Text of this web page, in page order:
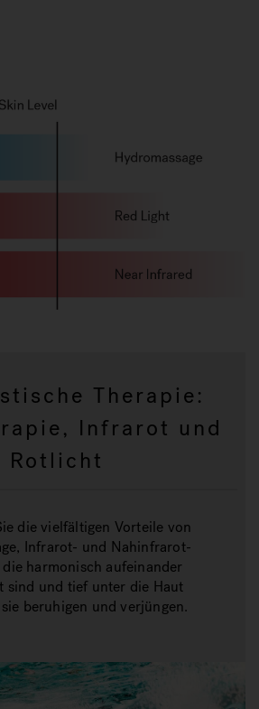
Therapie:
Infrarot und
Rotlicht
die vielfältigen Vorteile von
Infrarot- und Nahinfrarot-
harmonisch aufeinander
sind und tief unter die Haut
beruhigen und verjüngen.